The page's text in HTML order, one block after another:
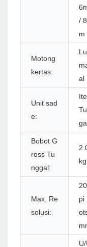
/
m
Motong
kertas:
al
Unit sad
e:
Bobot G
ross Tu
nggal:
kg
Max. Re
solusi:
pi